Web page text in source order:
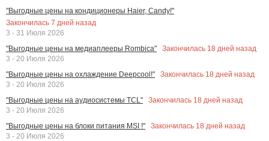
"Выгодные цены на кондиционеры Haier, Candy!"
Закончилась 7 дней назад
3 - 31 Июля 2026
"Выгодные цены на медиаплееры Rombica"
Закончилась 18 дней назад
3 - 20 Июля 2026
"Выгодные цены на охлаждение Deepcool!"
Закончилась 18 дней назад
3 - 20 Июля 2026
"Выгодные цены на аудиосистемы TCL"
Закончилась 18 дней назад
3 - 20 Июля 2026
"Выгодные цены на блоки питания MSI !"
Закончилась 18 дней назад
3 - 20 Июля 2026